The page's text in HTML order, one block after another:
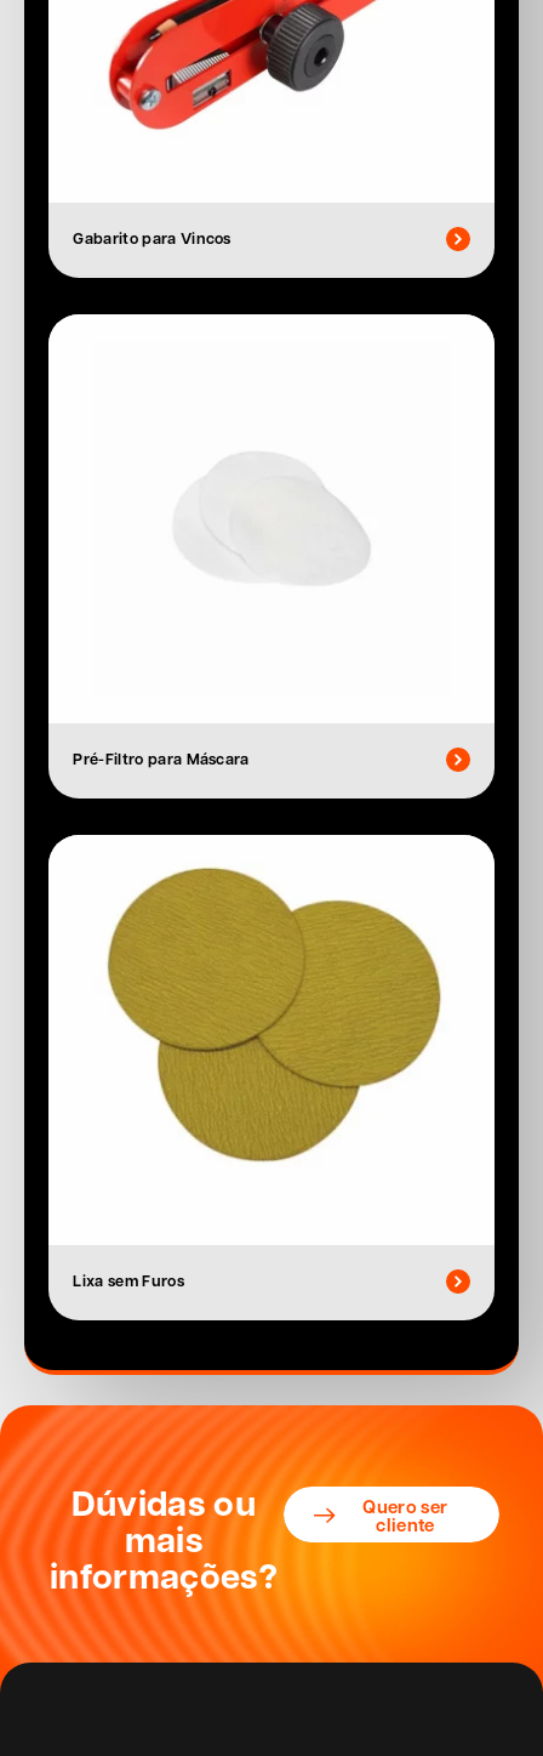
Gabarito para Vincos
Pré-Filtro para Máscara
Lixa sem Furos
Dúvidas ou
mais
informações?
Quero ser
cliente